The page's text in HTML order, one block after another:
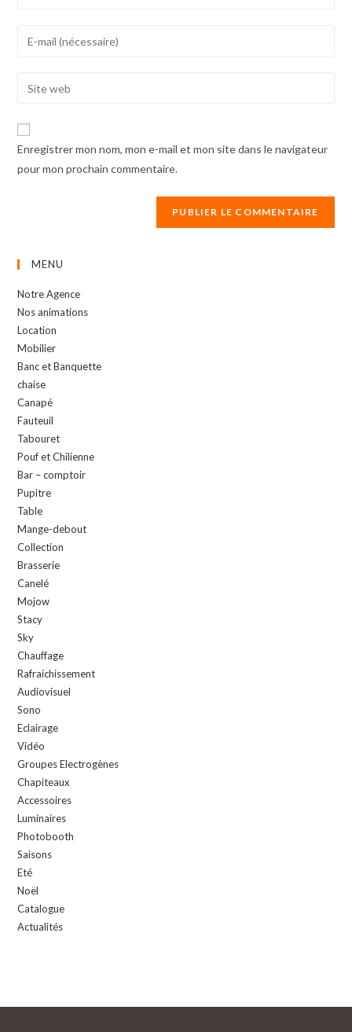
to
address
comment
website
URL
Enregistrer mon nom, mon e-mail et mon site dans le navigateur
pour mon prochain commentaire.
MENU
Notre Agence
Nos animations
Location
Mobilier
Banc et Banquette
chaise
Canapé
Fauteuil
Tabouret
Pouf et Chilienne
Bar – comptoir
Pupitre
Table
Mange-debout
Collection
Brasserie
Canelé
Mojow
Stacy
Sky
Chauffage
Rafraichissement
Audiovisuel
Sono
Eclairage
Vidéo
Groupes Electrogènes
Chapiteaux
Accessoires
Luminaires
Photobooth
Saisons
Eté
Noël
Catalogue
Actualités